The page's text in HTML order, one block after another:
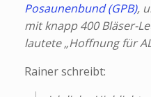
Posaunenbund (GPB),
mit knapp 400 Bläser-
lautete „Hoffnung für
Rainer schreibt: